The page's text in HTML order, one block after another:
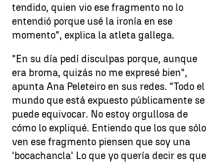
tendido, quien vio ese fragmento no lo
entendió porque usé la ironía en ese
momento", explica la atleta gallega.
"En su día pedí disculpas porque, aunque
era broma, quizás no me expresé bien",
apunta Ana Peleteiro en sus redes. "Todo el
mundo que está expuesto públicamente se
puede equivocar. No estoy orgullosa de
cómo lo expliqué. Entiendo que los que sólo
ven ese fragmento piensen que soy una
'bocachancla' Lo que yo quería decir es que